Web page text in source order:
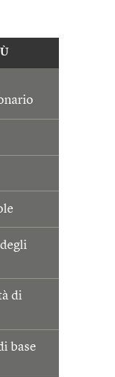
di
base